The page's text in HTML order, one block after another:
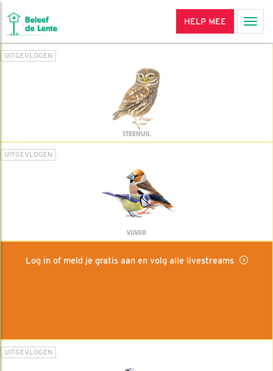
HELP MEE
UITGEVLOGEN
STEENUIL
UITGEVLOGEN
VIJVER
Log in of meld je gratis aan en volg alle livestreams
UITGEVLOGEN